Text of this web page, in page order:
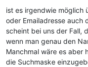
ist es irgendwie möglich
oder Emailadresse auch
scheint bei uns der Fall,
wenn man genau den
Manchmal wäre es aber
die Suchmaske